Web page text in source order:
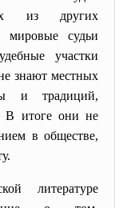
из других
мировые судьи
участки
знают местных
и традиций,
В итоге они не
в обществе,
литературе